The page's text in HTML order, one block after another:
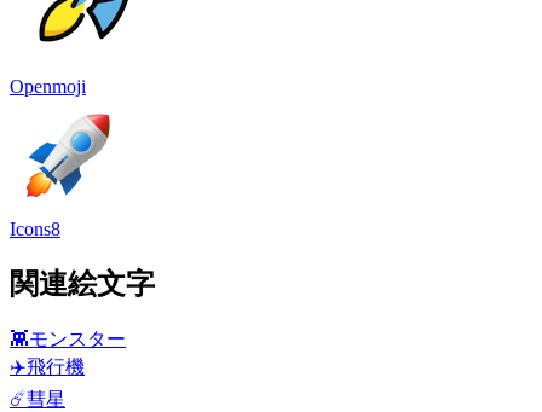
Openmoji
Icons8
関連絵文字
👾モンスター
✈️飛行機
☄️彗星